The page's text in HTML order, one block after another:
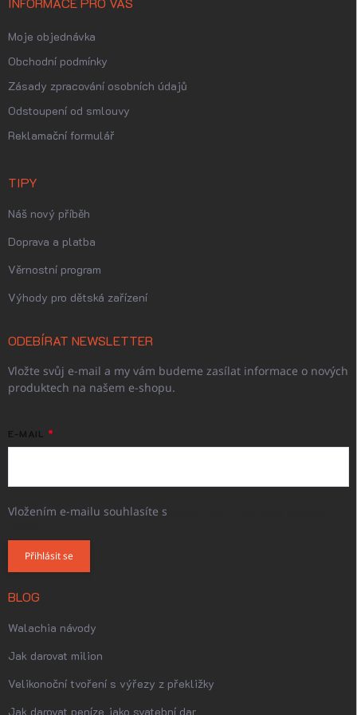
Moje objednávka
Obchodní podmínky
Zásady zpracování osobních údajů
Odstoupení od smlouvy
Reklamační formulář
TIPY
Náš nový příběh
Doprava a platba
Věrnostní program
Výhody pro dětská zařízení
ODEBÍRAT NEWSLETTER
Vložte svůj e-mail a my vám budeme zasílat informace o nových
produktech na našem e-shopu.
E-MAIL
Vložením e-mailu souhlasíte s
Přihlásit se
BLOG
Walachia návody
Jak darovat milion
Velikonoční tvoření s výřezy z překližky
Jak darovat peníze jako svatební dar